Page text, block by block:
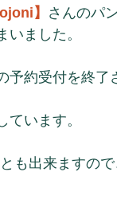
んばらないダイエット
】
さんのパ
ました。
約受付を終了
います。
も出来ますの